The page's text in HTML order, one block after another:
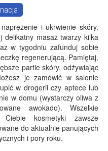
i ukrwienie skóry.
delikatny masaż twarzy kilka
w tygodniu zafunduj sobie
regenerującą. Pamiętaj,
partie skóry, odżywiając
je zamówić w salonie
w drogerii czy aptece lub
w domu (wystarczy oliwa z
awokado). Wszelkie
kosmetyki zawsze
do aktualnie panujących
i pory roku.